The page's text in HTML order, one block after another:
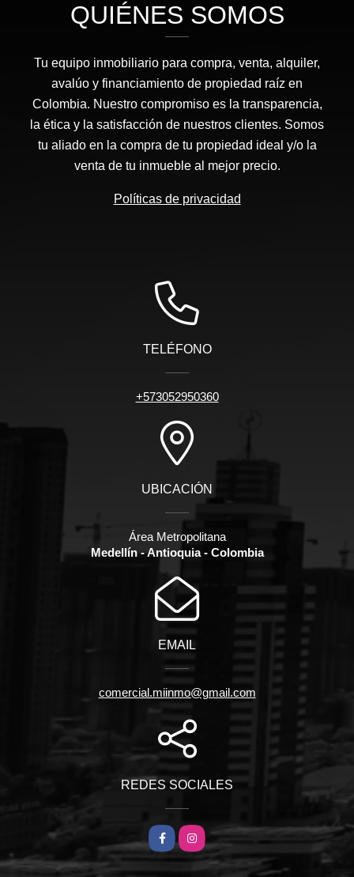
QUIÉNES SOMOS
Tu equipo inmobiliario para compra, venta, alquiler,
avalúo y financiamiento de propiedad raíz en
Colombia. Nuestro compromiso es la transparencia,
la ética y la satisfacción de nuestros clientes. Somos
tu aliado en la compra de tu propiedad ideal y/o la
venta de tu inmueble al mejor precio.
Políticas de privacidad
TELÉFONO
+573052950360
UBICACIÓN
Área Metropolitana
Medellín - Antioquia - Colombia
EMAIL
comercial.miinmo@gmail.com
REDES SOCIALES
FacebookInstagram